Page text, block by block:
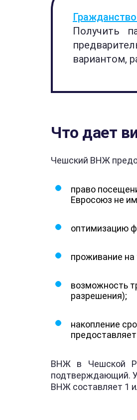
Получить
вариантом,
Что дает
Чешский ВНЖ
право
Евросоюз не
оптимизацию
проживание на
возможность
разрешения);
накопление
ВНЖ в Чешской
подтверждающий.
ВНЖ составляет 1